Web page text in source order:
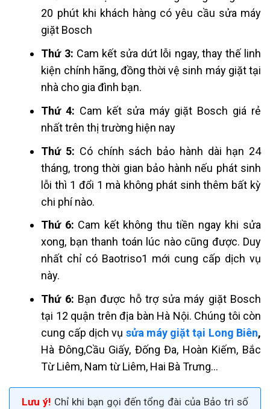
20 phút khi khách hàng có yêu cầu sửa máy
giặt Bosch
Thứ 3: Cam kết sửa dứt lỗi ngay, thay thế linh
kiện chính hãng, đồng thời vệ sinh máy giặt tại
nhà cho gia đình bạn.
Thứ 4: Cam kết sửa máy giặt Bosch giá rẻ
nhất trên thị trường hiện nay
Thứ 5: Có chính sách bảo hành dài hạn 24
tháng, trong thời gian bảo hành nếu phát sinh
lỗi thì 1 đổi 1 mà không phát sinh thêm bất kỳ
chi phí nào.
Thứ 6: Cam kết không thu tiền ngay khi sửa
xong, bạn thanh toán lúc nào cũng được. Duy
nhất chỉ có Baotriso1 mới cung cấp dịch vụ
này.
Thứ 6: Bạn được hỗ trợ sửa máy giặt Bosch
tại 12 quận trên địa bàn Hà Nội. Chúng tôi còn
cung cấp dịch vụ sửa máy giặt tại Long Biên,
Hà Đông,Cầu Giấy, Đống Đa, Hoàn Kiếm, Bắc
Từ Liêm, Nam từ Liêm, Hai Bà Trưng…
Lưu ý! Chỉ khi bạn gọi đến tổng đài của Bảo trì số